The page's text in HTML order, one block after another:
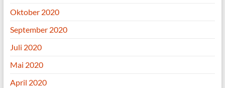
Oktober 2020
September 2020
Juli 2020
Mai 2020
April 2020